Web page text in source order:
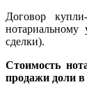
Договор
нотариальному
сделки).
Стоимость
продажи доли